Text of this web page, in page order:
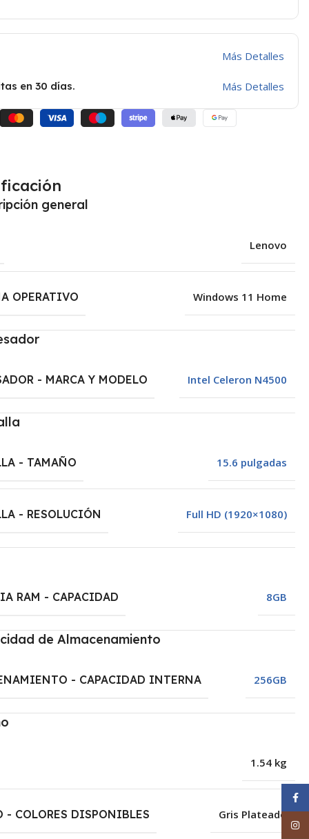
Más Detalles
en 30 días. Más Detalles
general
Lenovo
OPERATIVO Windows 11 Home
- MARCA Y MODELO Intel Celeron N4500
- TAMAÑO 15.6 pulgadas
- RESOLUCIÓN Full HD (1920×1080)
RAM - CAPACIDAD 8GB
de Almacenamiento
- CAPACIDAD INTERNA 256GB
1.54 kg
- COLORES DISPONIBLES Gris Plateado